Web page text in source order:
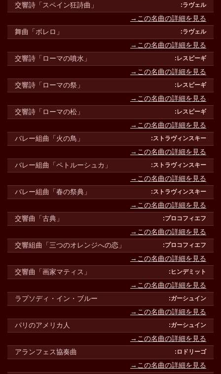
交響詩「スペイン狂詩曲」
→この名曲の詳細を見る
舞曲「ボレロ」
→この名曲の詳細を見る
交響詩「ローマの噴水」
→この名曲の詳細を見る
交響詩「ローマの祭」
→この名曲の詳細を見る
交響詩「ローマの松」
→この名曲の詳細を見る
バレー組曲「火の鳥」
→この名曲の詳細を見る
バレー組曲「ペトルーシュカ」
→この名曲の詳細を見る
バレー組曲「春の祭典」
→この名曲の詳細を見る
交響曲「古典」
→この名曲の詳細を見る
交響組曲「三つのオレンジへの恋」
→この名曲の詳細を見る
交響曲「画家マティス」
→この名曲の詳細を見る
ラプソディ・イン・ブルー
→この名曲の詳細を見る
パリのアメリカ人
→この名曲の詳細を見る
アランフェス協奏曲
→この名曲の詳細を見る